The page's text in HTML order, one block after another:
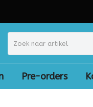
Pre-orders